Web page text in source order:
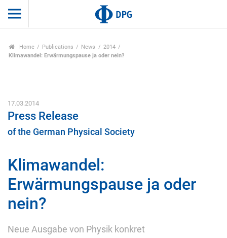
Home Publications News
2014
Klimawandel: Erwärmungspause ja oder nein?
17.03.2014
Press Release
of the German Physical Society
Klimawandel:
Erwärmungspause ja oder
nein?
Neue Ausgabe von Physik konkret